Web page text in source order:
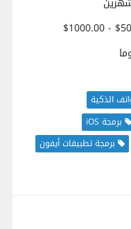
الذكية
برمجة iOS
برمجة تطبيقات أيفون